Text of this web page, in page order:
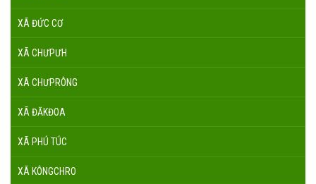
XÃ ĐỨC CƠ
XÃ CHƯPƯH
XÃ CHƯPRÔNG
XÃ ĐĂKĐOA
XÃ PHÚ TÚC
XÃ KÔNGCHRO